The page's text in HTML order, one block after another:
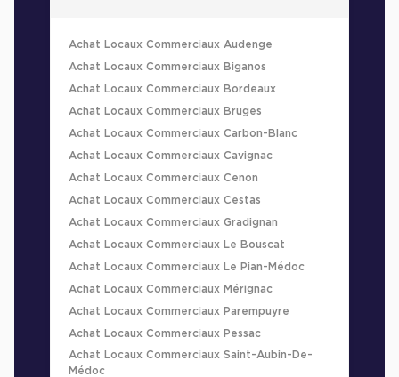
Achat Locaux Commerciaux Audenge
Achat Locaux Commerciaux Biganos
Achat Locaux Commerciaux Bordeaux
Achat Locaux Commerciaux Bruges
Achat Locaux Commerciaux Carbon-Blanc
Achat Locaux Commerciaux Cavignac
Achat Locaux Commerciaux Cenon
Achat Locaux Commerciaux Cestas
Achat Locaux Commerciaux Gradignan
Achat Locaux Commerciaux Le Bouscat
Achat Locaux Commerciaux Le Pian-Médoc
Achat Locaux Commerciaux Mérignac
Achat Locaux Commerciaux Parempuyre
Achat Locaux Commerciaux Pessac
Achat Locaux Commerciaux Saint-Aubin-De-
Médoc